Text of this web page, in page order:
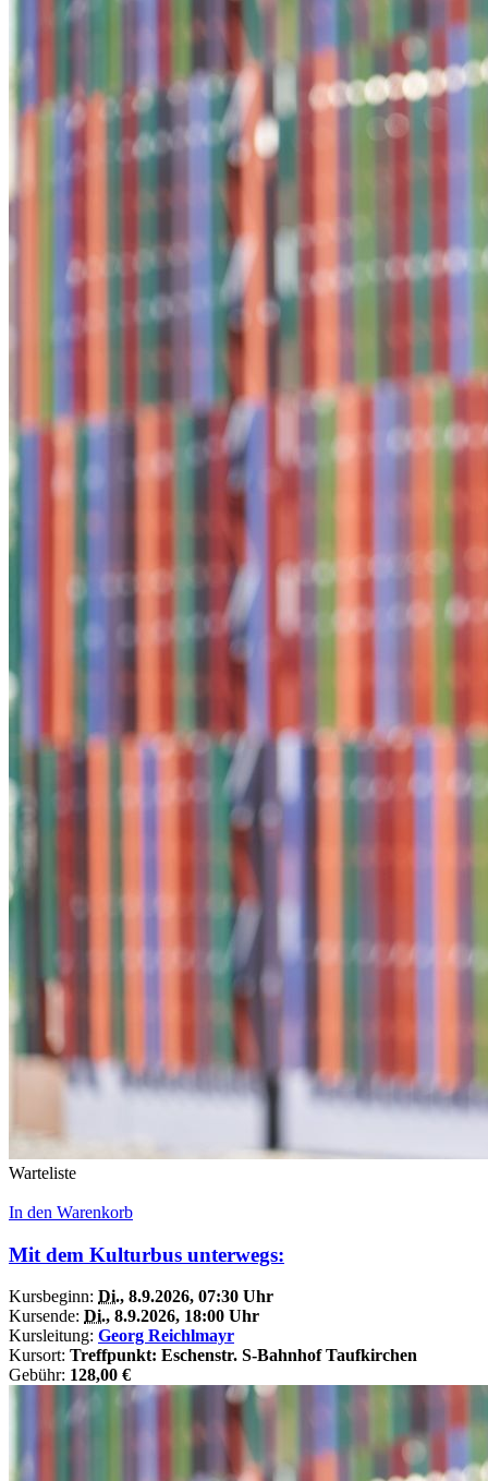
Warteliste
In den Warenkorb
Mit dem Kulturbus unterwegs:
Kursbeginn: Di., 8.9.2026, 07:30 Uhr
Kursende: Di., 8.9.2026, 18:00 Uhr
Kursleitung: Georg Reichlmayr
Kursort: Treffpunkt: Eschenstr. S-Bahnhof Taufkirchen
Gebühr: 128,00 €